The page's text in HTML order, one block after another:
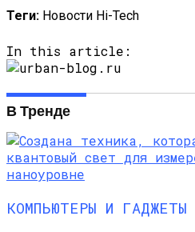
Теги: Новости Hi-Tech
In this article:
В Тренде
КОМПЬЮТЕРЫ И ГАДЖЕТЫ